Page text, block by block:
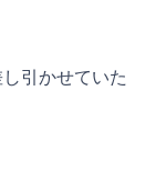
引かせていた